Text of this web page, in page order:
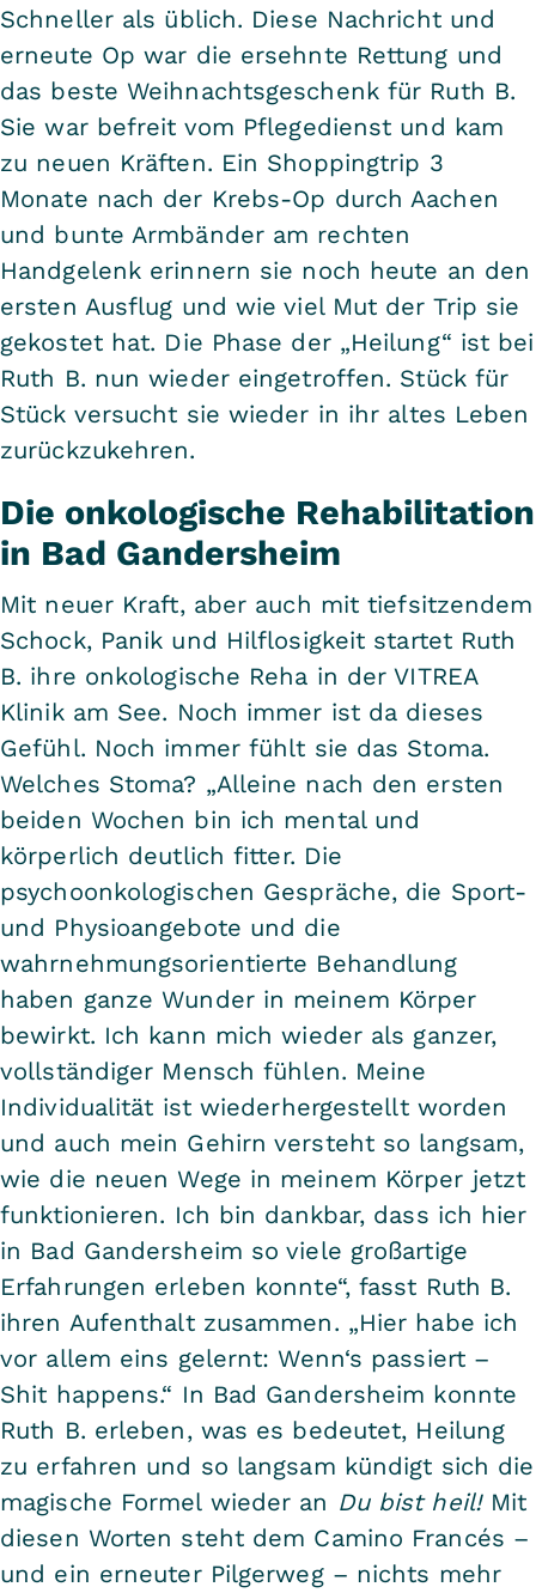
Schneller als üblich. Diese Nachricht und
erneute Op war die ersehnte Rettung und
das beste Weihnachtsgeschenk für Ruth B.
Sie war befreit vom Pflegedienst und kam
zu neuen Kräften. Ein Shoppingtrip 3
Monate nach der Krebs-Op durch Aachen
und bunte Armbänder am rechten
Handgelenk erinnern sie noch heute an den
ersten Ausflug und wie viel Mut der Trip sie
gekostet hat. Die Phase der „Heilung“ ist bei
Ruth B. nun wieder eingetroffen. Stück für
Stück versucht sie wieder in ihr altes Leben
zurückzukehren.
Die onkologische Rehabilitation
in Bad Gandersheim
Mit neuer Kraft, aber auch mit tiefsitzendem
Schock, Panik und Hilflosigkeit startet Ruth
B. ihre onkologische Reha in der VITREA
Klinik am See. Noch immer ist da dieses
Gefühl. Noch immer fühlt sie das Stoma.
Welches Stoma? „Alleine nach den ersten
beiden Wochen bin ich mental und
körperlich deutlich fitter. Die
psychoonkologischen Gespräche, die Sport-
und Physioangebote und die
wahrnehmungsorientierte Behandlung
haben ganze Wunder in meinem Körper
bewirkt. Ich kann mich wieder als ganzer,
vollständiger Mensch fühlen. Meine
Individualität ist wiederhergestellt worden
und auch mein Gehirn versteht so langsam,
wie die neuen Wege in meinem Körper jetzt
funktionieren. Ich bin dankbar, dass ich hier
in Bad Gandersheim so viele großartige
Erfahrungen erleben konnte“, fasst Ruth B.
ihren Aufenthalt zusammen. „Hier habe ich
vor allem eins gelernt: Wenn‘s passiert –
Shit happens.“ In Bad Gandersheim konnte
Ruth B. erleben, was es bedeutet, Heilung
zu erfahren und so langsam kündigt sich die
magische Formel wieder an Du bist heil!Mit
diesen Worten steht dem Camino Francés –
und ein erneuter Pilgerweg – nichts mehr